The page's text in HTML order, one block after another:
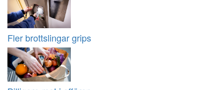
Fler brottslingar grips